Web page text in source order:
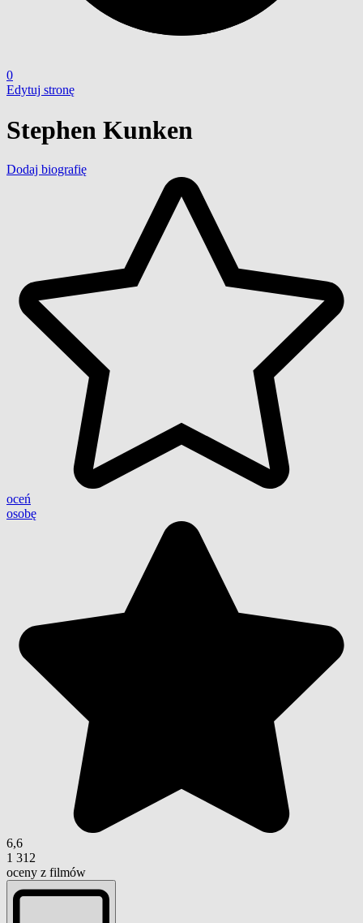
0
Edytuj stronę
Stephen Kunken
Dodaj biografię
oceń
osobę
6,6
1 312
oceny z filmów